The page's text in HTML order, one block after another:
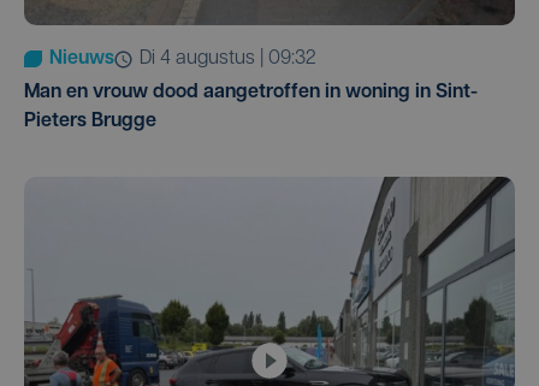
Nieuws
di 4 augustus | 09:32
Man en vrouw dood aangetroffen in woning in Sint-
Pieters Brugge